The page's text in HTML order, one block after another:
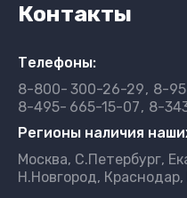
Контакты
Телефоны:
8-800- 300-26-29 8-
8-495- 665-15-07 8-
Регионы наличия
Москва, С.Петербург,
Н.Новгород, Краснодар,